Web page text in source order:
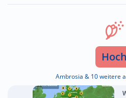
Hoch
Ambrosia & 10 weitere